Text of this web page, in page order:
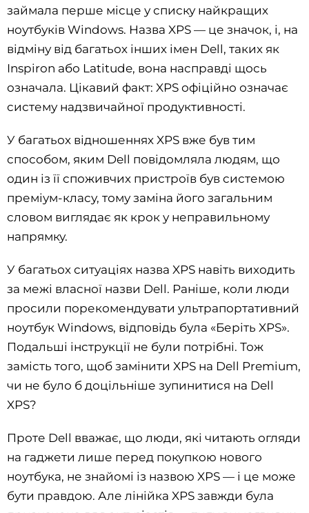
займала перше місце у списку найкращих
ноутбуків Windows. Назва XPS — це значок, і, на
відміну від багатьох інших імен Dell, таких як
Inspiron або Latitude, вона насправді щось
означала. Цікавий факт: XPS офіційно означає
систему надзвичайної продуктивності.
У багатьох відношеннях XPS вже був тим
способом, яким Dell повідомляла людям, що
один із її споживчих пристроїв був системою
преміум-класу, тому заміна його загальним
словом виглядає як крок у неправильному
напрямку.
У багатьох ситуаціях назва XPS навіть виходить
за межі власної назви Dell. Раніше, коли люди
просили порекомендувати ультрапортативний
ноутбук Windows, відповідь була «Беріть XPS».
Подальші інструкції не були потрібні. Тож
замість того, щоб замінити XPS на Dell Premium,
чи не було б доцільніше зупинитися на Dell
XPS?
Проте Dell вважає, що люди, які читають огляди
на гаджети лише перед покупкою нового
ноутбука, не знайомі із назвою XPS — і це може
бути правдою. Але лінійка XPS завжди була